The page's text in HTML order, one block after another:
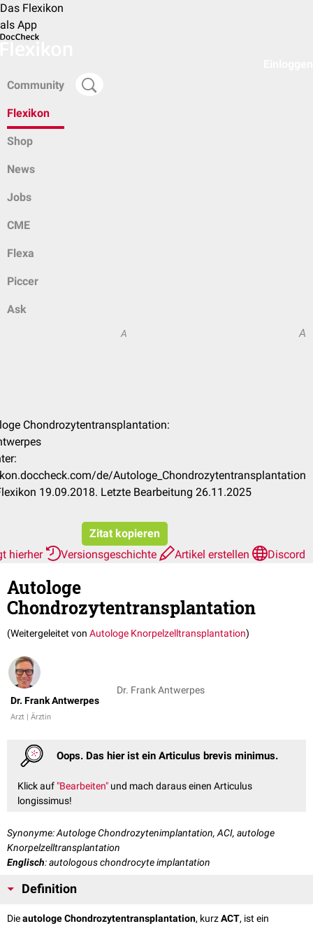
Das Flexikon
als App
Community
Flexikon
Shop
News
Jobs
CME
Flexa
Piccer
Ask
A A
Chondrozytentransplantation:
de/Autologe_Chondrozytentransplantation
19.09.2018. Letzte Bearbeitung 26.11.2025
Zitat kopieren
hierher
Versionsgeschichte Artikel erstellen Discord
Autologe
Chondrozytentransplantation
(Weitergeleitet von Autologe Knorpelzelltransplantation)
Dr. Frank Antwerpes
Arzt | Ärztin
Dr. Frank Antwerpes
Oops. Das hier ist ein Articulus brevis minimus.
Klick auf "Bearbeiten" und mach daraus einen Articulus
longissimus!
Synonyme: Autologe Chondrozytenimplantation, ACI, autologe
Knorpelzelltransplantation
Englisch: autologous chondrocyte implantation
Definition
Dieautologe Chondrozytentransplantation, kurzACT, ist ein